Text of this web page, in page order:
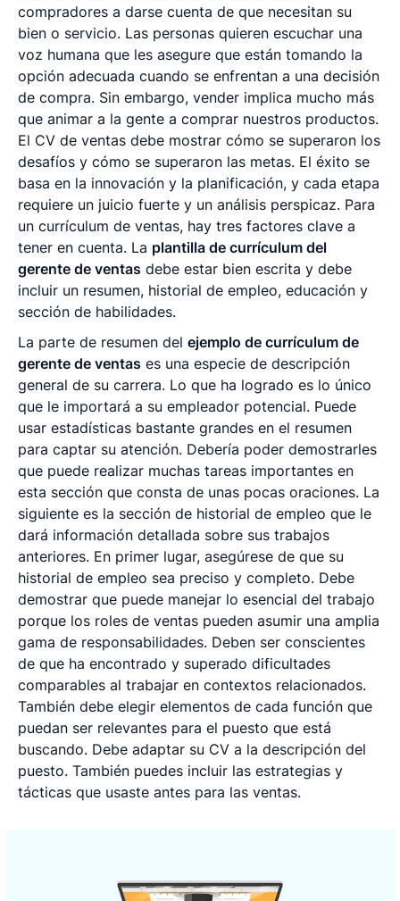
compradores a darse cuenta de que necesitan su
bien o servicio. Las personas quieren escuchar una
voz humana que les asegure que están tomando la
opción adecuada cuando se enfrentan a una decisión
de compra. Sin embargo, vender implica mucho más
que animar a la gente a comprar nuestros productos.
El CV de ventas debe mostrar cómo se superaron los
desafíos y cómo se superaron las metas. El éxito se
basa en la innovación y la planificación, y cada etapa
requiere un juicio fuerte y un análisis perspicaz. Para
un currículum de ventas, hay tres factores clave a
tener en cuenta. La plantilla de currículum del
gerente de ventas debe estar bien escrita y debe
incluir un resumen, historial de empleo, educación y
sección de habilidades.
La parte de resumen del ejemplo de currículum de
gerente de ventas es una especie de descripción
general de su carrera. Lo que ha logrado es lo único
que le importará a su empleador potencial. Puede
usar estadísticas bastante grandes en el resumen
para captar su atención. Debería poder demostrarles
que puede realizar muchas tareas importantes en
esta sección que consta de unas pocas oraciones. La
siguiente es la sección de historial de empleo que le
dará información detallada sobre sus trabajos
anteriores. En primer lugar, asegúrese de que su
historial de empleo sea preciso y completo. Debe
demostrar que puede manejar lo esencial del trabajo
porque los roles de ventas pueden asumir una amplia
gama de responsabilidades. Deben ser conscientes
de que ha encontrado y superado dificultades
comparables al trabajar en contextos relacionados.
También debe elegir elementos de cada función que
puedan ser relevantes para el puesto que está
buscando. Debe adaptar su CV a la descripción del
puesto. También puedes incluir las estrategias y
tácticas que usaste antes para las ventas.